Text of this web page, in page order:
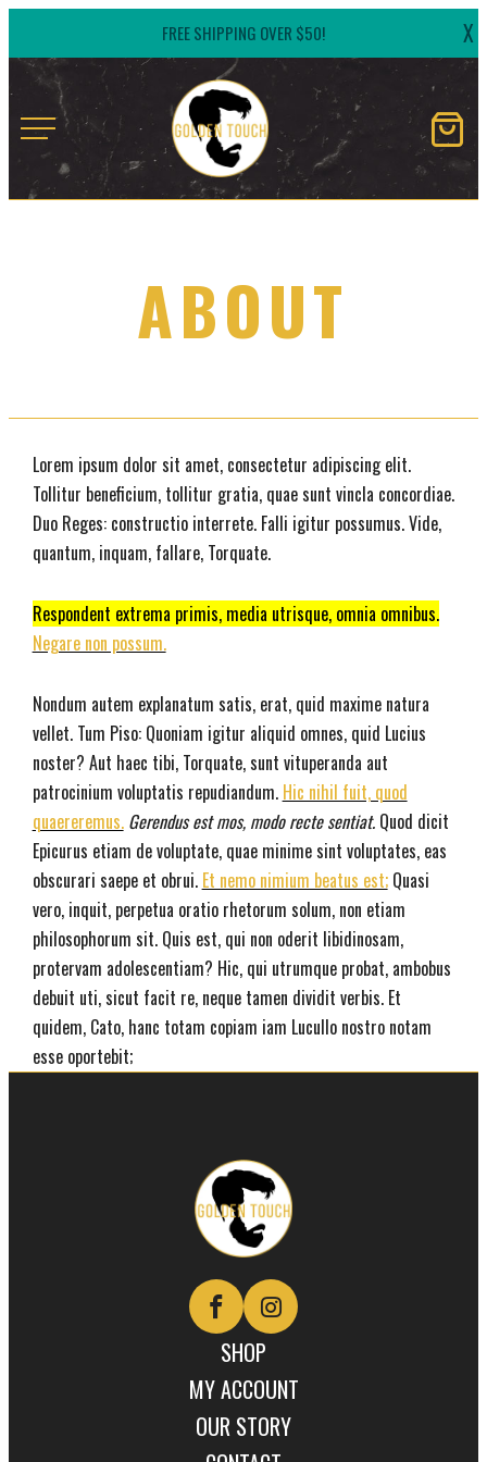
to
content
FREE SHIPPING OVER $50! X
Golden
Touch
Naturals
ABOUT
Lorem ipsum dolor sit amet, consectetur adipiscing elit.
Tollitur beneficium, tollitur gratia, quae sunt vincla concordiae.
Duo Reges: constructio interrete. Falli igitur possumus. Vide,
quantum, inquam, fallare, Torquate.
Respondent extrema primis, media utrisque, omnia omnibus.
Negare non possum.
Nondum autem explanatum satis, erat, quid maxime natura
vellet. Tum Piso: Quoniam igitur aliquid omnes, quid Lucius
noster? Aut haec tibi, Torquate, sunt vituperanda aut
patrocinium voluptatis repudiandum. Hic nihil fuit, quod
quaereremus. Gerendus est mos, modo recte sentiat.Quod dicit
Epicurus etiam de voluptate, quae minime sint voluptates, eas
obscurari saepe et obrui. Et nemo nimium beatus est;Quasi
vero, inquit, perpetua oratio rhetorum solum, non etiam
philosophorum sit. Quis est, qui non oderit libidinosam,
protervam adolescentiam? Hic, qui utrumque probat, ambobus
debuit uti, sicut facit re, neque tamen dividit verbis. Et
quidem, Cato, hanc totam copiam iam Lucullo nostro notam
esse oportebit;
Golden
Touch
Naturals
SHOP
MY ACCOUNT
OUR STORY